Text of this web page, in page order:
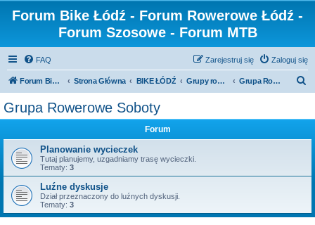
Forum Bike Łódź - Forum Rowerowe Łódź -
Forum Szosowe - Forum MTB
FAQ Zaloguj się
Zarejestruj się
Forum Bike Łódź - Forum Rowerowe Łódź - Forum Szosowe - Forum MTB Strona Główna BIKE ŁÓDŹ Grupy rowerowe Grupa Rowerowe Soboty
Grupa Rowerowe Soboty
Forum
Planowanie wycieczek
Tutaj planujemy, uzgadniamy trasę wycieczki.
Tematy: 3
Luźne dyskusje
Dział przeznaczony do luźnych dyskusji.
Tematy: 3